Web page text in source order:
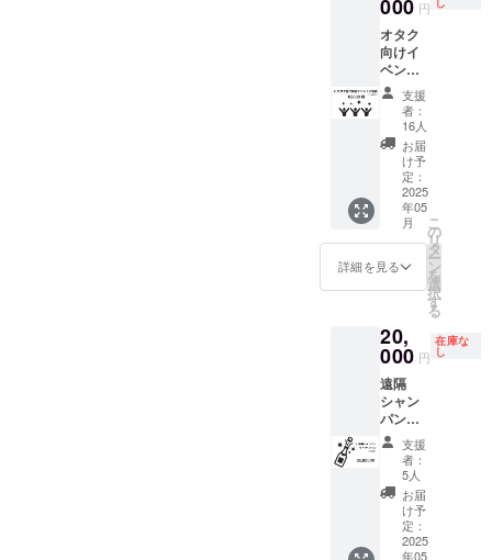
ターン
なので
20歳未
満の方
はこの
リター
ンを選
択でき
ませ
ん。」
いたし
ます。
スタッ
フにク
ラウド
ファン
ディン
グで支
援をし
た旨を
お声掛
けくだ
さい。
・有効
期間：
5月オー
日〜
2026年
5月31日
までの1
年間 ・
オリジ
ナル
ピック
付 ・ご
支援時
には
メール
アドレ
（5,000
円×11
枚） ・
grenn
sound
ご飲食
代にご
利用い
ただけ
ます。1
枚～利
用が可
能で
す。 ・
現金へ
ん。お
つりは
でませ
ん。 ・
初回来
店時に
お渡し
いたし
ます。
スタッ
フにク
ラウド
ファン
000 円
オタク
向けイ
ベント
16名
【イベ
ント招
待】 オ
タク向
け貸切
イベン
トにご
招待し
ます ・
日程：
2025年
5月24
時~21時
予定 ・
場所：
green
sound
店舗 ・
支援者
様の交
通費や
滞在費
は各自
でご負
担くだ
支援
者：
16人
お届
け予
定：
2025
年05
月
詳細を見る
こ
の
リ
タ
ー
ン
を
選
択
す
る
20,
000 円
在庫な
し
遠隔
シャン
パン
（ヴー
ヴ・ク
リコ）
【お礼
のメッ
セー
ジ】 感
支援
者：
5人
お届
け予
定：
2025
年05